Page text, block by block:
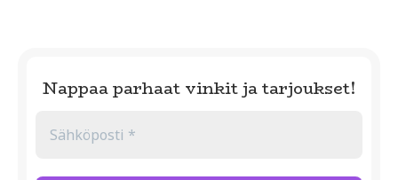
Nappaa parhaat vinkit ja tarjoukset!